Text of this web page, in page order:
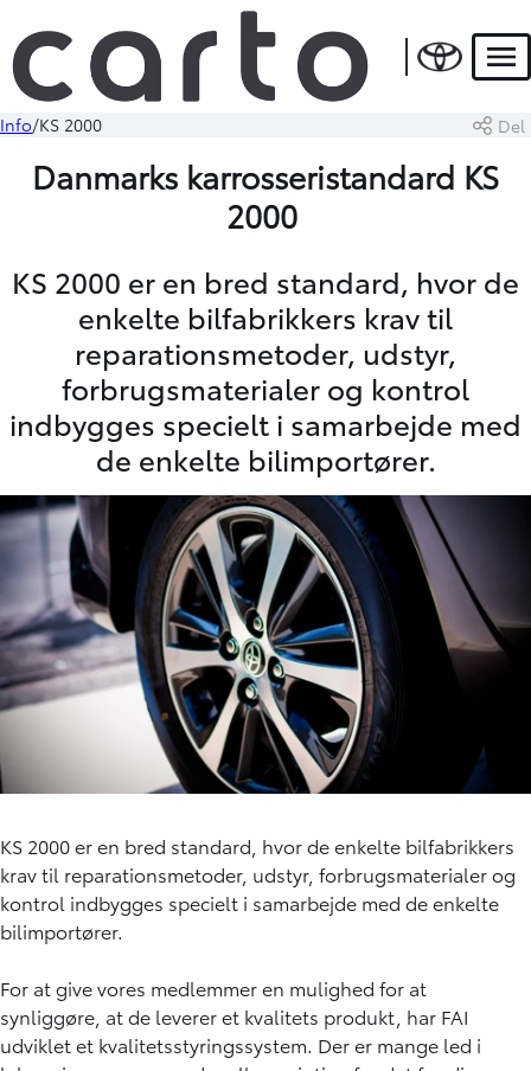
Info KS 2000 Del
Danmarks karrosseristandard KS
2000
KS 2000 er en bred standard, hvor de
enkelte bilfabrikkers krav til
reparationsmetoder, udstyr,
forbrugsmaterialer og kontrol
indbygges specielt i samarbejde med
de enkelte bilimportører.
KS 2000 er en bred standard, hvor de enkelte bilfabrikkers
krav til reparationsmetoder, udstyr, forbrugsmaterialer og
kontrol indbygges specielt i samarbejde med de enkelte
bilimportører.
For at give vores medlemmer en mulighed for at
synliggøre, at de leverer et kvalitets produkt, har FAI
udviklet et kvalitetsstyringssystem. Der er mange led i